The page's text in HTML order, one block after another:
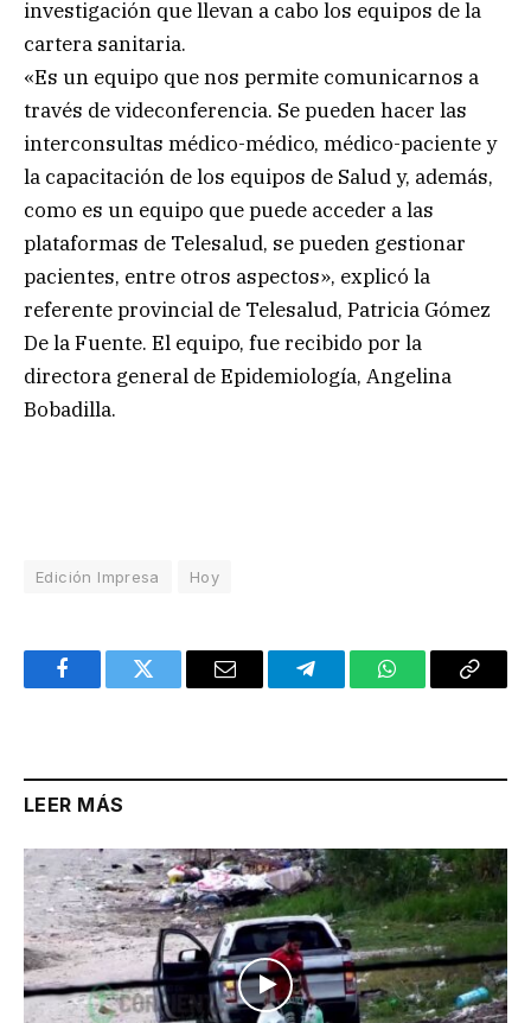
investigación que llevan a cabo los equipos de la
cartera sanitaria.
«Es un equipo que nos permite comunicarnos a
través de videconferencia. Se pueden hacer las
interconsultas médico-médico, médico-paciente y
la capacitación de los equipos de Salud y, además,
como es un equipo que puede acceder a las
plataformas de Telesalud, se pueden gestionar
pacientes, entre otros aspectos», explicó la
referente provincial de Telesalud, Patricia Gómez
De la Fuente. El equipo, fue recibido por la
directora general de Epidemiología, Angelina
Bobadilla.
Edición Impresa Hoy
FacebookTwitter Email TelegramWhatsAppCopy
LEER MÁS